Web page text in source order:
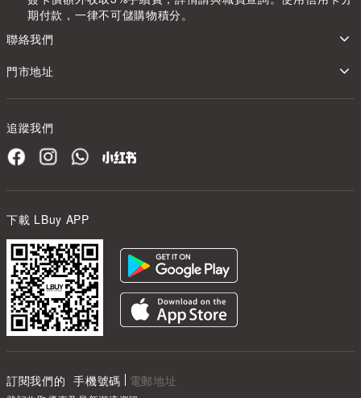
期付款，一律不可儲購物積分。
聯絡我們
門市地址
追蹤我們
下載 LBuy APP
訂閱我們的 手機號碼 電郵地址